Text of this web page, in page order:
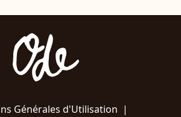
Générales d'Utilisation |